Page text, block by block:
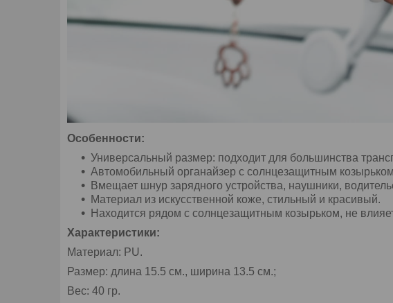
Особенности:
Универсальный размер: подходит для большинства
Автомобильный органайзер с солнцезащитным
Вмещает шнур зарядного устройства, наушники,
Материал из искусственной коже, стильный и красивый.
Находится рядом с солнцезащитным козырьком, не
Характеристики:
Материал: PU.
Размер: длина 15.5 см., ширина 13.5 см.;
Вес: 40 гр.